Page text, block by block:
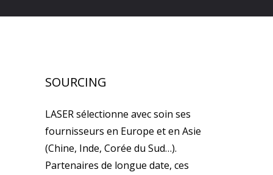
SOURCING
LASER sélectionne avec soin ses
fournisseurs en Europe et en Asie
(Chine, Inde, Corée du Sud…).
Partenaires de longue date, ces